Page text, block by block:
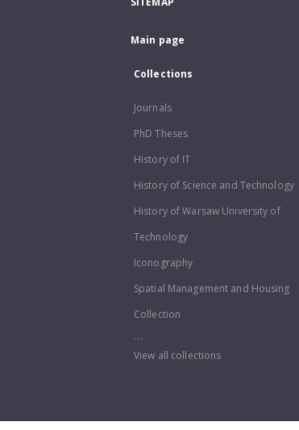
Main page
Collections
Journals
PhD Theses
History of IT
History of Science and Technology
History of Warsaw University of
Technology
Iconography
Spatial Management and Housing
Collection
...
View all collections